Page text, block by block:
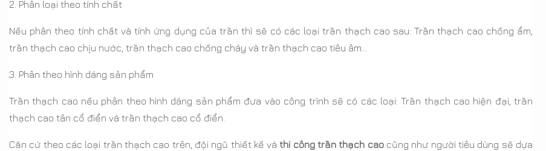
2. Phân loại theo tính chất
Nếu phân theo tính chất và tính ứng dụng của trần thì sẽ có các loại trần thạch cao sau: Trần thạch cao chống ẩm,
trần thạch cao chịu nước, trần thạch cao chống cháy và trần thạch cao tiêu âm…
3. Phân theo hình dáng sản phẩm
Trần thạch cao nếu phân theo hình dáng sản phẩm đưa vào công trình sẽ có các loại: Trần thạch cao hiện đại, trần
thạch cao tân cổ điển và trần thạch cao cổ điển.
Căn cứ theo các loại trần thạch cao trên, đội ngũ thiết kế và thi công trần thạch caocũng như người tiêu dùng sẽ dựa